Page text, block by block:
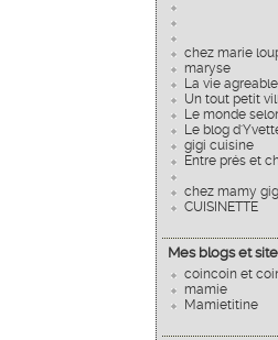
chez marie
maryse
La vie agreable
Un tout petit
Le monde
Le blog
gigi cuisine
Entre prés et
chez mamy
CUISINETTE
Mes blogs et
coincoin et
mamie
Mamietitine